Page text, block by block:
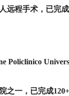
远程手术，已完
Policlinico
之一，已完成